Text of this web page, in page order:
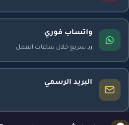
واتساب فوري
رد سريع خلال ساعات العمل
البريد الرسمي